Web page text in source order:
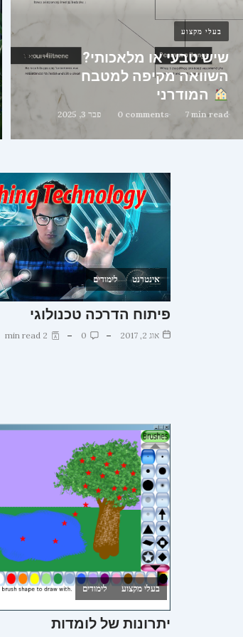
בעלי מקצוע
שיש טבעי או מלאכותי?
השוואה מקיפה למטבח
פבר 3, 2025 0 comments 7 min read
אינטרנט לימודים
פיתוח הדרכה טכנולוגי
אוג 2, 2017 0
2 min read
בעלי מקצוע לימודים
יתרונות של לומדות